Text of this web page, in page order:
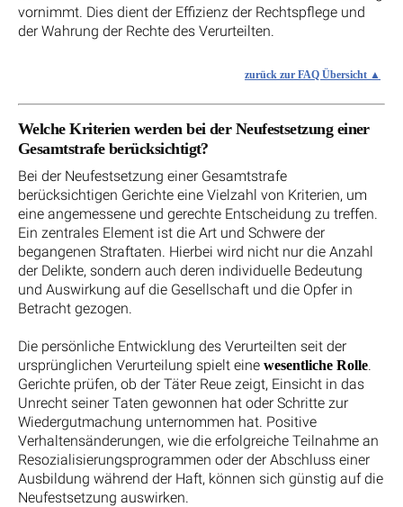
vornimmt. Dies dient der Effizienz der Rechtspflege und
der Wahrung der Rechte des Verurteilten.
zurück zur FAQ Übersicht
Welche Kriterien werden bei der Neufestsetzung einer
Gesamtstrafe berücksichtigt?
Bei der Neufestsetzung einer Gesamtstrafe
berücksichtigen Gerichte eine Vielzahl von Kriterien, um
eine angemessene und gerechte Entscheidung zu treffen.
Ein zentrales Element ist die Art und Schwere der
begangenen Straftaten. Hierbei wird nicht nur die Anzahl
der Delikte, sondern auch deren individuelle Bedeutung
und Auswirkung auf die Gesellschaft und die Opfer in
Betracht gezogen.
Die persönliche Entwicklung des Verurteilten seit der
ursprünglichen Verurteilung spielt eine wesentliche Rolle.
Gerichte prüfen, ob der Täter Reue zeigt, Einsicht in das
Unrecht seiner Taten gewonnen hat oder Schritte zur
Wiedergutmachung unternommen hat. Positive
Verhaltensänderungen, wie die erfolgreiche Teilnahme an
Resozialisierungsprogrammen oder der Abschluss einer
Ausbildung während der Haft, können sich günstig auf die
Neufestsetzung auswirken.